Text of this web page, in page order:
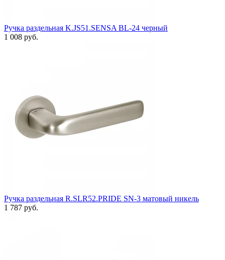
Ручка раздельная K.JS51.SENSA BL-24 черный
1 008 руб.
Ручка раздельная R.SLR52.PRIDE SN-3 матовый никель
1 787 руб.